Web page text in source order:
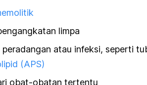
limpa
atau infeksi, seperti
(APS)
obat-obatan tertentu